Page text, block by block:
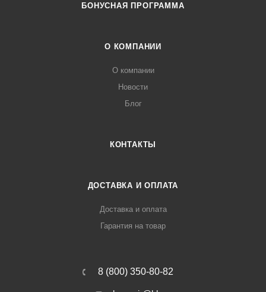
БОНУСНАЯ ПРОГРАММА
О КОМПАНИИ
О компании
Новости
Блог
КОНТАКТЫ
ДОСТАВКА И ОПЛАТА
Доставка и оплата
Гарантия на товар
8 (800) 350-80-82